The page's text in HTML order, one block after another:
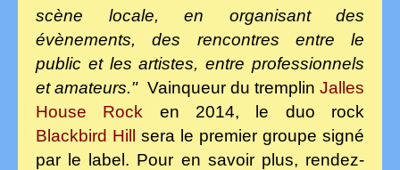
scène locale, en organisant des
évènements, des rencontres entre le
public et les artistes, entre professionnels
et amateurs." Vainqueur du tremplin Jalles
House Rock en 2014, le duo rock
Blackbird Hill sera le premier groupe signé
par le label. Pour en savoir plus, rendez-